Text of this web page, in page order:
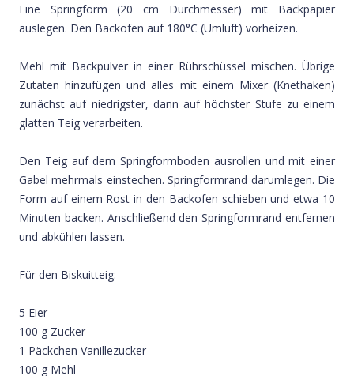
Eine Springform (20 cm Durchmesser) mit Backpapier
auslegen. Den Backofen auf 180°C (Umluft) vorheizen.
Mehl mit Backpulver in einer Rührschüssel mischen. Übrige
Zutaten hinzufügen und alles mit einem Mixer (Knethaken)
zunächst auf niedrigster, dann auf höchster Stufe zu einem
glatten Teig verarbeiten.
Den Teig auf dem Springformboden ausrollen und mit einer
Gabel mehrmals einstechen. Springformrand darumlegen. Die
Form auf einem Rost in den Backofen schieben und etwa 10
Minuten backen. Anschließend den Springformrand entfernen
und abkühlen lassen.
Für den Biskuitteig:
5 Eier
100 g Zucker
1 Päckchen Vanillezucker
100 g Mehl